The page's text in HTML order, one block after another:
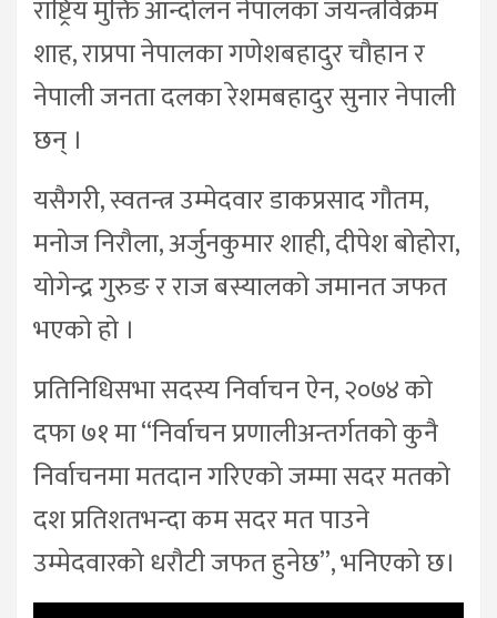
राष्ट्रिय मुक्ति आन्दोलन नेपालका जयन्त्रविक्रम
शाह, राप्रपा नेपालका गणेशबहादुर चौहान र
नेपाली जनता दलका रेशमबहादुर सुनार नेपाली
छन् ।
यसैगरी, स्वतन्त्र उम्मेदवार डाकप्रसाद गौतम,
मनोज निरौला, अर्जुनकुमार शाही, दीपेश बोहोरा,
योगेन्द्र गुरुङ र राज बस्यालको जमानत जफत
भएको हो ।
प्रतिनिधिसभा सदस्य निर्वाचन ऐन, २०७४ को
दफा ७१ मा “निर्वाचन प्रणालीअन्तर्गतको कुनै
निर्वाचनमा मतदान गरिएको जम्मा सदर मतको
दश प्रतिशतभन्दा कम सदर मत पाउने
उम्मेदवारको धरौटी जफत हुनेछ”, भनिएको छ।